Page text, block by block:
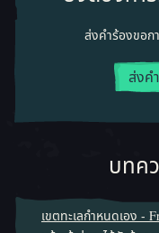
ส่งคำร้องขอก
ส่งค
บทค
เขตทะเลกำหนดเอง -